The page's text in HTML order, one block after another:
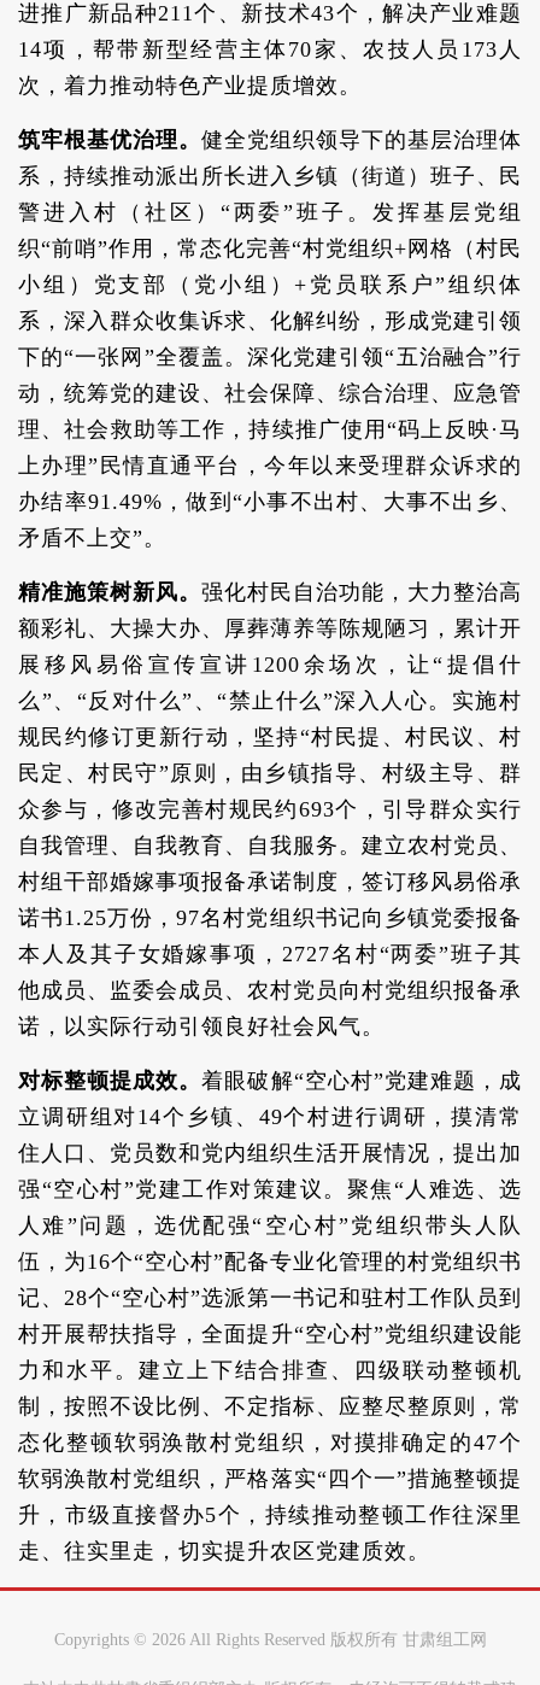
进推广新品种211个、新技术43个，解决产业难题
14项，帮带新型经营主体70家、农技人员173人
次，着力推动特色产业提质增效。
筑牢根基优治理。 健全党组织领导下的基层治理体
系，持续推动派出所长进入乡镇（街道）班子、民
警进入村（社区）“两委”班子。发挥基层党组
织“前哨”作用，常态化完善“村党组织+网格（村民
小组）党支部（党小组）+党员联系户”组织体
系，深入群众收集诉求、化解纠纷，形成党建引领
下的“一张网”全覆盖。深化党建引领“五治融合”行
动，统筹党的建设、社会保障、综合治理、应急管
理、社会救助等工作，持续推广使用“码上反映·马
上办理”民情直通平台，今年以来受理群众诉求的
办结率91.49%，做到“小事不出村、大事不出乡、
矛盾不上交”。
精准施策树新风。 强化村民自治功能，大力整治高
额彩礼、大操大办、厚葬薄养等陈规陋习，累计开
展移风易俗宣传宣讲1200余场次，让“提倡什
么”、“反对什么”、“禁止什么”深入人心。实施村
规民约修订更新行动，坚持“村民提、村民议、村
民定、村民守”原则，由乡镇指导、村级主导、群
众参与，修改完善村规民约693个，引导群众实行
自我管理、自我教育、自我服务。建立农村党员、
村组干部婚嫁事项报备承诺制度，签订移风易俗承
诺书1.25万份，97名村党组织书记向乡镇党委报备
本人及其子女婚嫁事项，2727名村“两委”班子其
他成员、监委会成员、农村党员向村党组织报备承
诺，以实际行动引领良好社会风气。
对标整顿提成效。着眼破解“空心村”党建难题，成
立调研组对14个乡镇、49个村进行调研，摸清常
住人口、党员数和党内组织生活开展情况，提出加
强“空心村”党建工作对策建议。聚焦“人难选、选
人难”问题，选优配强“空心村”党组织带头人队
伍，为16个“空心村”配备专业化管理的村党组织书
记、28个“空心村”选派第一书记和驻村工作队员到
村开展帮扶指导，全面提升“空心村”党组织建设能
力和水平。建立上下结合排查、四级联动整顿机
制，按照不设比例、不定指标、应整尽整原则，常
态化整顿软弱涣散村党组织，对摸排确定的47个
软弱涣散村党组织，严格落实“四个一”措施整顿提
升，市级直接督办5个，持续推动整顿工作往深里
走、往实里走，切实提升农区党建质效。
Copyrights © 2026 All Rights Reserved 版权所有 甘肃组工网